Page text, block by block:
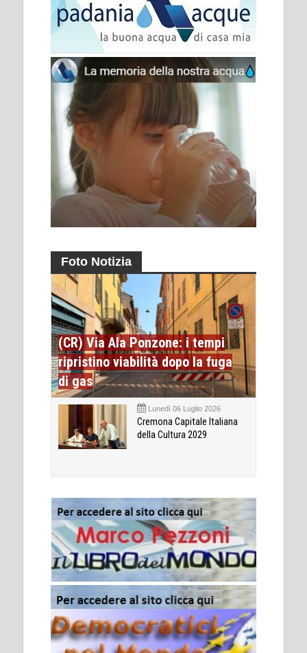
Foto Notizia
(CR) Via Ala Ponzone: i tempi
ripristino viabilità dopo la fuga
di gas
Lunedì 06 Luglio 2026
Cremona Capitale Italiana
della Cultura 2029